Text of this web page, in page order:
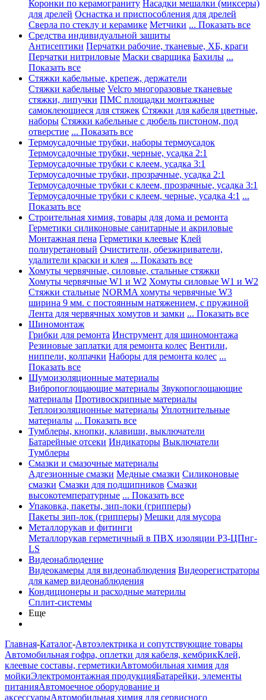
Коронки по керамограниту Насадки мешалки (миксеры)
для дрелей Оснастка и приспособления для дрелей
Сверла по стеклу и керамике Метчики ... Показать все
Средства индивидуальной защиты
Антисептики Перчатки рабочие, тканевые, ХБ, краги
Перчатки нитриловые Маски сварщика Бахилы ...
Показать все
Стяжки кабельные, крепеж, держатели
Стяжки кабельные Velcro многоразовые тканевые
стяжки, липучки ПМС площадки монтажные
самоклеющиеся для стяжек Стяжки для кабеля цветные,
наборы Стяжки кабельные с дюбель пистоном, под
отверстие ... Показать все
Термоусадочные трубки, наборы термоусадок
Термоусадочные трубки, черные, усадка 2:1
Термоусадочные трубки с клеем, усадка 3:1
Термоусадочные трубки, прозрачные, усадка 2:1
Термоусадочные трубки с клеем, прозрачные, усадка 3:1
Термоусадочные трубки с клеем, черные, усадка 4:1 ...
Показать все
Строительная химия, товары для дома и ремонта
Герметики силиконовые санитарные и акриловые
Монтажная пена Герметики клеевые Клей
полиуретановый Очистители, обезжириватели,
удалители краски и клея ... Показать все
Хомуты червячные, силовые, стальные стяжки
Хомуты червячные W1 и W2 Хомуты силовые W1 и W2
Стяжки стальные NORMA хомуты червячные W3
ширина 9 мм. с постоянным натяжением, с пружиной
Лента для червячных хомутов и замки ... Показать все
Шиномонтаж
Грибки для ремонта Инструмент для шиномонтажа
Резиновые заплатки для ремонта колес Вентили,
ниппели, колпачки Наборы для ремонта колес ...
Показать все
Шумоизоляционные материалы
Вибропоглощающие материалы Звукопоглощающие
материалы Противоскрипные материалы
Теплоизоляционные материалы Уплотнительные
материалы ... Показать все
Тумблеры, кнопки, клавиши, выключатели
Батарейные отсеки Индикаторы Выключатели
Тумблеры
Смазки и смазочные материалы
Адгезионные смазки Медные смазки Силиконовые
смазки Смазки для подшипников Смазки
высокотемпературные ... Показать все
Упаковка, пакеты, зип-локи (грипперы)
Пакеты зип-лок (грипперы) Мешки для мусора
Металлорукав и фитинги
Металлорукав герметичный в ПВХ изоляции Р3-ЦПнг-
LS
Видеонаблюдение
Видеокамеры для видеонаблюдения Видеорегистраторы
для камер видеонаблюдения
Кондиционеры и расходные материлы
Сплит-системы
Еще
Главная-Каталог-Автоэлектрика и сопутствующие товары
Автомобильная гофра, оплетки для кабеля, кембрикКлей,
клеевые составы, герметикиАвтомобильная химия для
мойкиЭлектромонтажная продукцияБатарейки, элементы
питанияАвтомоечное оборудование и
аксессуарыАвтомобильная химия для сервисного